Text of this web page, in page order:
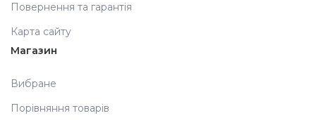
Повернення та гарантія
Карта сайту
Магазин
Вибране
Порівняння товарів